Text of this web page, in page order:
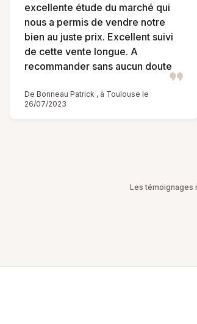
excellente étude du marché qui
nous a permis de vendre notre
bien au juste prix. Excellent suivi
de cette vente longue. A
recommander sans aucun doute
De Bonneau Patrick , à Toulouse le
26/07/2023
Les témoignages